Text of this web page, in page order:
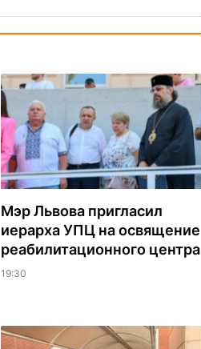
Мэр Львова пригласил
иерарха УПЦ на освящение
реабилитационного центра
19:30